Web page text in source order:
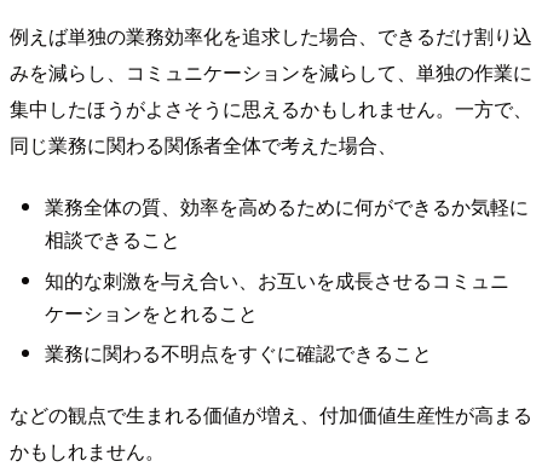
例えば単独の業務効率化を追求した場合、できるだけ割り込
みを減らし、コミュニケーションを減らして、単独の作業に
集中したほうがよさそうに思えるかもしれません。一方で、
同じ業務に関わる関係者全体で考えた場合、
業務全体の質、効率を高めるために何ができるか気軽に
相談できること
知的な刺激を与え合い、お互いを成長させるコミュニ
ケーションをとれること
業務に関わる不明点をすぐに確認できること
などの観点で生まれる価値が増え、付加価値生産性が高まる
かもしれません。